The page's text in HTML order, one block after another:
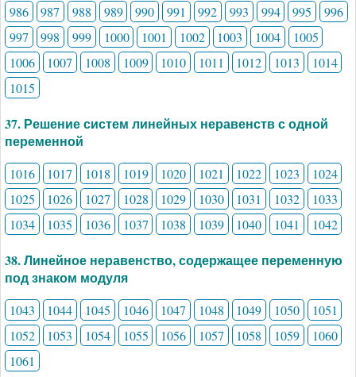
986 987 988 989 990 991 992 993 994 995
996
997
998 999 1000 1001 1002 1003 1004
1005
1006
1007 1008 1009 1010 1011 1012 1013
1014
1015
37. Решение систем линейных неравенств с одной
переменной
1016 1017 1018 1019 1020 1021 1022 1023
1024
1025
1026 1027 1028 1029 1030 1031 1032
1033
1034
1035 1036 1037 1038 1039 1040 1041 1042
38. Линейное неравенство, содержащее переменную
под знаком модуля
1043 1044 1045 1046 1047 1048 1049 1050
1051
1052
1053 1054 1055 1056 1057 1058 1059
1060
1061